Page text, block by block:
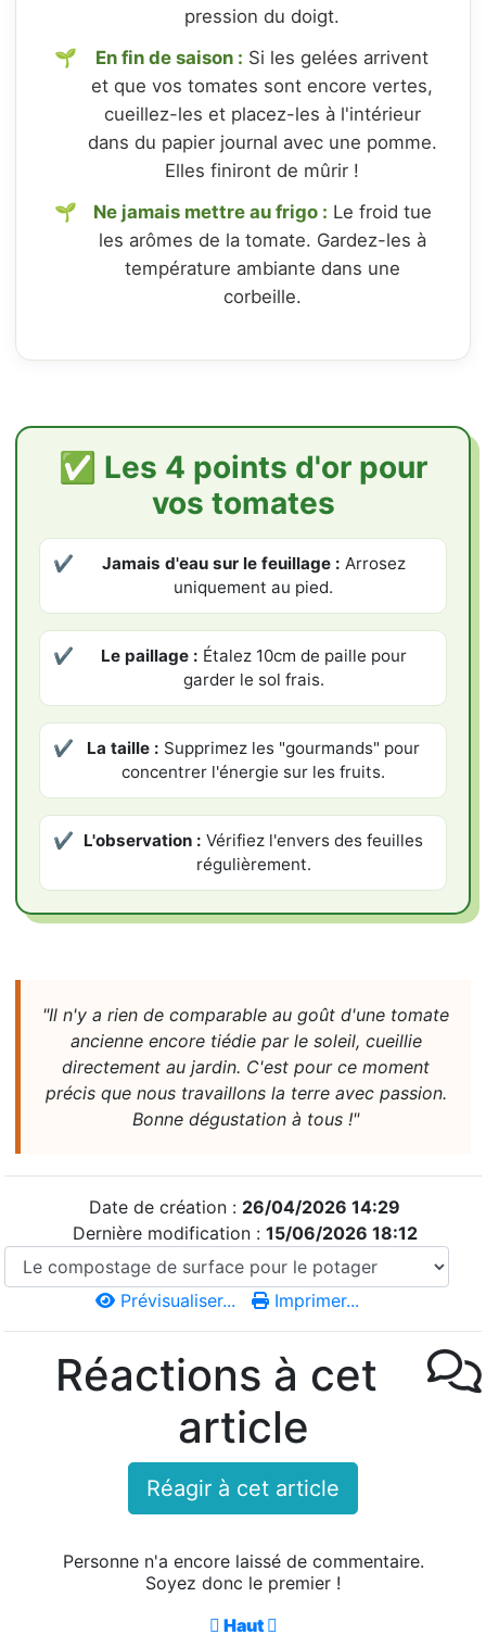
pression du doigt.
En fin de saison : Si les gelées arrivent
et que vos tomates sont encore vertes,
cueillez-les et placez-les à l'intérieur
dans du papier journal avec une pomme.
Elles finiront de mûrir !
Ne jamais mettre au frigo : Le froid tue
les arômes de la tomate. Gardez-les à
température ambiante dans une
corbeille.
✅ Les 4 points d'or pour
vos tomates
✔ Jamais d'eau sur le feuillage : Arrosez
uniquement au pied.
✔ Le paillage : Étalez 10cm de paille pour
garder le sol frais.
✔ La taille : Supprimez les "gourmands" pour
concentrer l'énergie sur les fruits.
✔ L'observation : Vérifiez l'envers des feuilles
régulièrement.
"Il n'y a rien de comparable au goût d'une tomate
ancienne encore tiédie par le soleil, cueillie
directement au jardin. C'est pour ce moment
précis que nous travaillons la terre avec passion.
Bonne dégustation à tous !"
Date de création : 26/04/2026 14:29
Dernière modification : 15/06/2026 18:12
Prévisualiser... Imprimer...
Réactions à cet
article
Réagir à cet article
Personne n'a encore laissé de commentaire.
Soyez donc le premier !
 Haut 